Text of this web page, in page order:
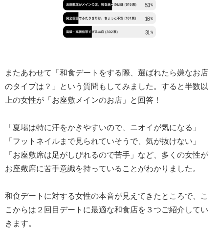
またあわせて「和食デートをする際、選ばれたら嫌なお店
のタイプは？」という質問もしてみました。すると半数以
上の女性が「お座敷メインのお店」と回答！
「夏場は特に汗をかきやすいので、ニオイが気になる」
「フットネイルまで見られていそうで、気が抜けない」
「お座敷席は足がしびれるので苦手」など、多くの女性が
お座敷席に苦手意識を持っていることがわかりました。
和食デートに対する女性の本音が見えてきたところで、こ
こからは２回目デートに最適な和食店を３つご紹介してい
きます。